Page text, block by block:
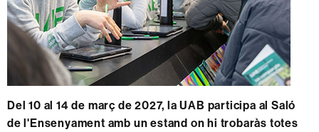
Del 10 al 14 de març de 2027,la UAB participa al Saló
de l'Ensenyament amb un estand on hi trobaràs totes